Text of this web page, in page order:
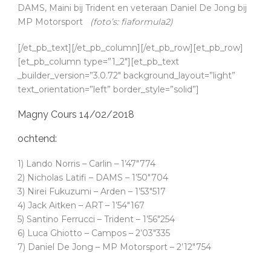
DAMS, Maini bij Trident en veteraan Daniel De Jong bij
MP Motorsport
(foto’s: fiaformula2)
[/et_pb_text][/et_pb_column][/et_pb_row][et_pb_row]
[et_pb_column type=”1_2″][et_pb_text
_builder_version=”3.0.72″ background_layout=”light”
text_orientation=”left” border_style=”solid”]
Magny Cours 14/02/2018
ochtend:
1) Lando Norris – Carlin – 1’47″774
2) Nicholas Latifi – DAMS – 1’50″704
3) Nirei Fukuzumi – Arden – 1’53″517
4) Jack Aitken – ART – 1’54″167
5) Santino Ferrucci – Trident – 1’56″254
6) Luca Ghiotto – Campos – 2’03″335
7) Daniel De Jong – MP Motorsport – 2’12″754